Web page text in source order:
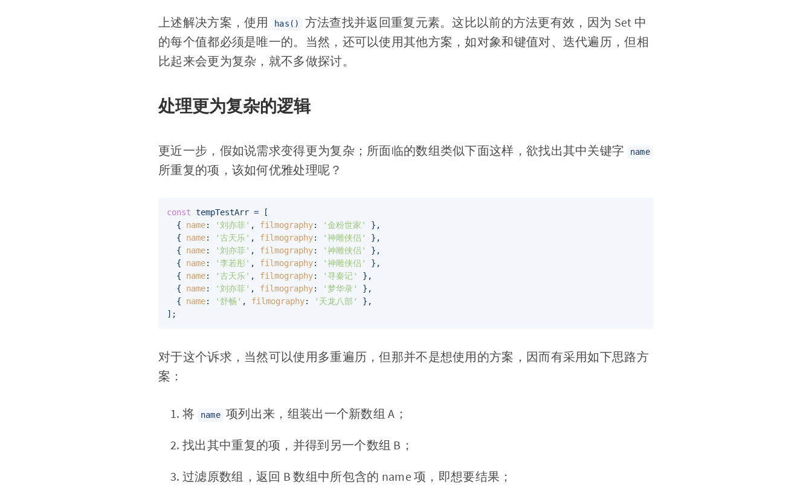
上述解决方案，使用 has()
方法查找并返回重复元素。这比以前的方法更有效，因为 Set 中
的每个值都必须是唯一的。当然，还可以使用其他方案，如对象和键值对、迭代遍历，但相
比起来会更为复杂，就不多做探讨。
处理更为复杂的逻辑
更近一步，假如说需求变得更为复杂；所面临的数组类似下面这样，欲找出其中关键字 name
所重复的项，该如何优雅处理呢？
const tempTestArr = [
	{
name: '刘亦菲' , filmography: '金粉世家'
},
	{
name: '古天乐' , filmography: '神雕侠侣'
},
	{
name: '刘亦菲' , filmography: '神雕侠侣'
},
	{
name: '李若彤' , filmography: '神雕侠侣'
},
	{
name: '古天乐' , filmography: '寻秦记'
},
	{
name: '刘亦菲' , filmography: '梦华录'
},
	{
name: '舒畅' , filmography: '天龙八部'
},
对于这个诉求，当然可以使用多重遍历，但那并不是想使用的方案，因而有采用如下思路方
案：
将 name 项列出来，组装出一个新数组 A；
找出其中重复的项，并得到另一个数组 B；
过滤原数组，返回 B 数组中所包含的 name 项，即想要结果；